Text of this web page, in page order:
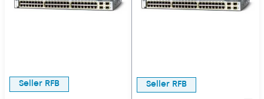
Seller RFB Seller RFB